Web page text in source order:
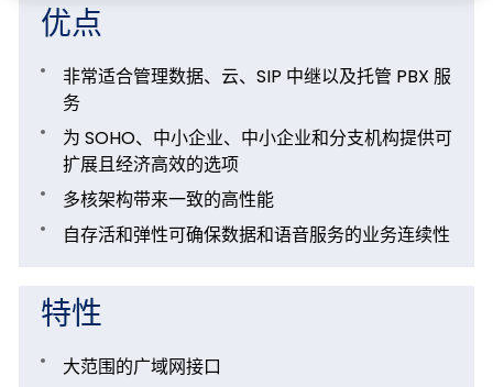
优点
非常适合管理数据、云、SIP 中继以及托管 PBX 服
务
为 SOHO、中小企业、中小企业和分支机构提供可
扩展且经济高效的选项
多核架构带来一致的高性能
自存活和弹性可确保数据和语音服务的业务连续性
特性
大范围的广域网接口